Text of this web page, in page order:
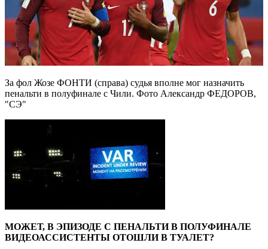
За фол Жозе ФОНТИ (справа) судья вполне мог назначить
пенальти в полуфинале с Чили. Фото Александр ФЕДОРОВ,
"СЭ"
МОЖЕТ, В ЭПИЗОДЕ С ПЕНАЛЬТИ В ПОЛУФИНАЛЕ
ВИДЕОАССИСТЕНТЫ ОТОШЛИ В ТУАЛЕТ?